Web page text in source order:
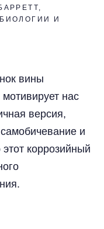
И
вины
нас
версия,
и
коррозийный